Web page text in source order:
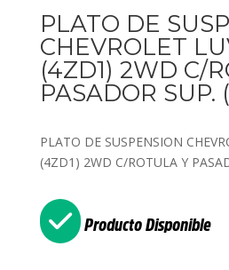
PLATO DE
CHEVROLET
(4ZD1) 2WD C/
PASADOR SUP.
PLATO DE SUSPENSION
(4ZD1) 2WD C/ROTULA Y
Producto Disponible